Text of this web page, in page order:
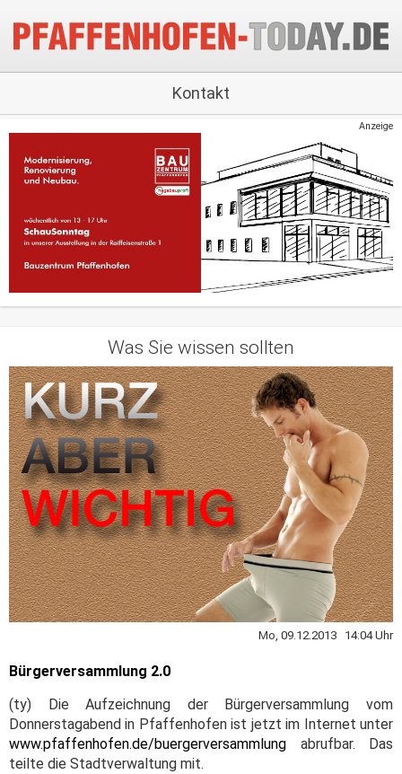
Kontakt
Anzeige
Was Sie wissen sollten
Mo, 09.12.2013 14:04 Uhr
Bürgerversammlung 2.0
(ty) Die Aufzeichnung der Bürgerversammlung vom
Donnerstagabend in Pfaffenhofen ist jetzt im Internet unter
www.pfaffenhofen.de/buergerversammlung abrufbar. Das
teilte die Stadtverwaltung mit.